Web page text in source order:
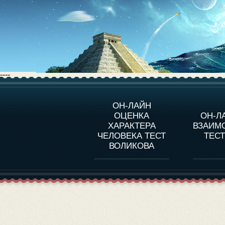
----
ОН-ЛАЙН
ОЦЕНКА
ХАРАКТЕРА
ЧЕЛОВЕКА ТЕСТ
ВОЛИКОВА
ОН-
О ПРОГРАММЕ
ОЦЕНКА ХАРАКТЕРA
ЧЕЛОВЕКА
ОЦЕНКА ХАРАКТЕРА
ВЫДАЮЩИХСЯ
ЛИЧНОСТЕЙ